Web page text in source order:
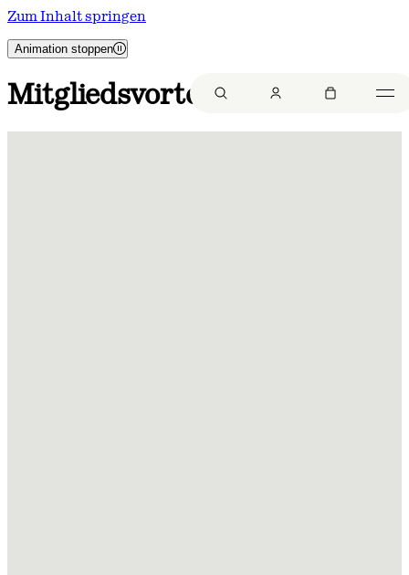
Zum Inhalt springen
Animation stoppen
Mitgliedsvorteile